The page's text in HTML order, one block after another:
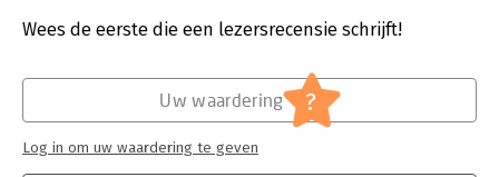
Wees de eerste die een lezersrecensie schrijft!
Uw waardering ?
Log in om uw waardering te geven